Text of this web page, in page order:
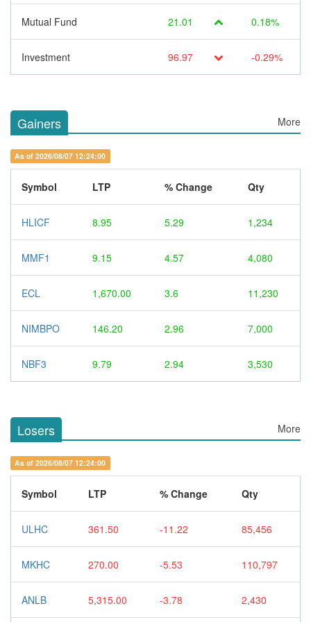
Mutual Fund 21.01 0.18%
Investment 96.97 -0.29%
Gainers More
As of 2026/08/07 12:24:00
Symbol LTP % Change Qty
HLICF 8.95 5.29 1,234
MMF1 9.15 4.57 4,080
ECL 1,670.00 3.6 11,230
NIMBPO 146.20 2.96 7,000
NBF3 9.79 2.94 3,530
Losers More
As of 2026/08/07 12:24:00
Symbol LTP % Change Qty
ULHC 361.50 -11.22 85,456
MKHC 270.00 -5.53 110,797
ANLB 5,315.00 -3.78 2,430